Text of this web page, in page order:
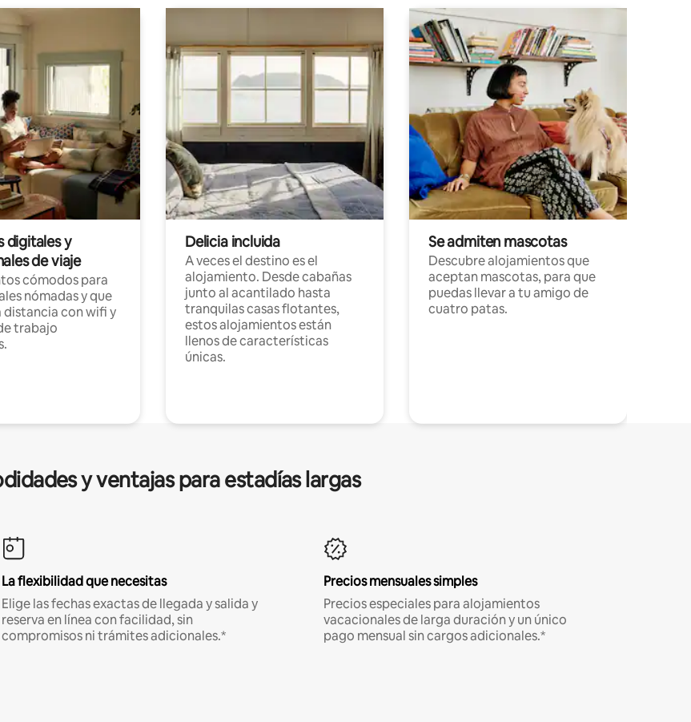
digitales y
de viaje
cómodos para
nómadas y que
distancia con wifi y
trabajo
Delicia incluida
A veces el destino es el
alojamiento. Desde cabañas
junto al acantilado hasta
tranquilas casas flotantes,
estos alojamientos están
llenos de características
únicas.
Se admiten mascotas
Descubre alojamientos que
aceptan mascotas, para que
puedas llevar a tu amigo de
cuatro patas.
y ventajas para estadías largas
La flexibilidad que necesitas
Elige las fechas exactas de llegada y salida y
reserva en línea con facilidad, sin
compromisos ni trámites adicionales.*
Precios mensuales simples
Precios especiales para alojamientos
vacacionales de larga duración y un único
pago mensual sin cargos adicionales.*